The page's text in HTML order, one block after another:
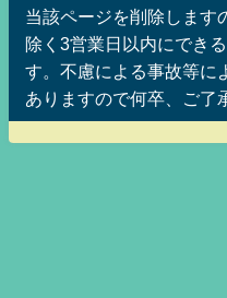
当該ページを削除します
除く3営業日以内にでき
す。不慮による事故等に
ありますので何卒、ご了